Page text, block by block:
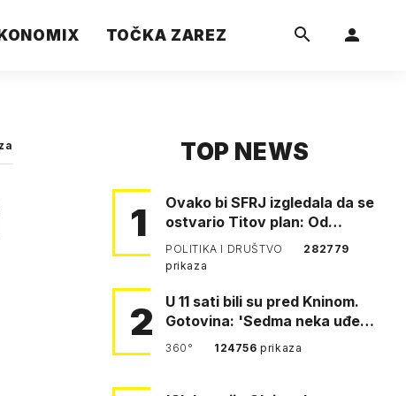
TOČKA ZAREZ
TOP NEWS
1
Ovako bi SFRJ izgledala da se
ostvario Titov plan: Od
Klagenfurta do Istanbula!
POLITIKA I DRUŠTVO
282779
prikaza
2
U 11 sati bili su pred Kninom.
Gotovina: 'Sedma neka uđe,
4. gardijska neka g…
360° 124756prikaza